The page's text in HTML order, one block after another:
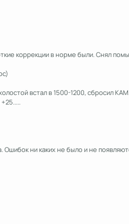
коррекции в норме были. Снял
встал в 1500-1200, сбросил
Ошибок ни каких не было и не